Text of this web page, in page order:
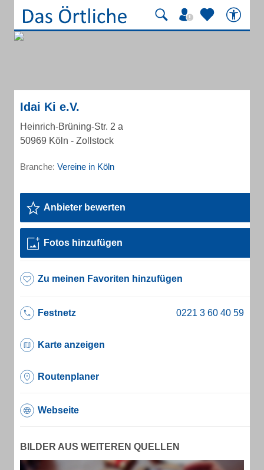
Idai Ki e.V.
Heinrich-Brüning-Str. 2 a
50969 Köln - Zollstock
Branche: Vereine in Köln
Anbieter bewerten
Fotos hinzufügen
Zu meinen Favoriten hinzufügen
Festnetz
Karte anzeigen
Routenplaner
Webseite
BILDER AUS WEITEREN QUELLEN